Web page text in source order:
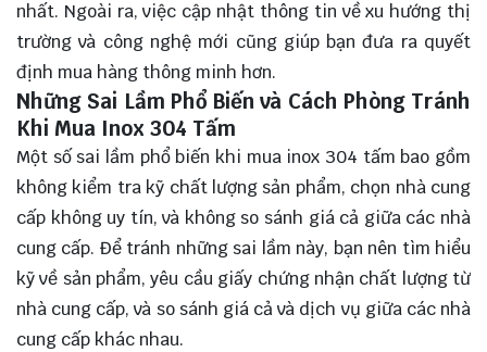
nhất. Ngoài ra, việc cập nhật thông tin về xu hướng thị
trường và công nghệ mới cũng giúp bạn đưa ra quyết
định mua hàng thông minh hơn.
Những Sai Lầm Phổ Biến và Cách Phòng Tránh
Khi Mua Inox 304 Tấm
Một số sai lầm phổ biến khi mua inox 304 tấm bao gồm
không kiểm tra kỹ chất lượng sản phẩm, chọn nhà cung
cấp không uy tín, và không so sánh giá cả giữa các nhà
cung cấp. Để tránh những sai lầm này, bạn nên tìm hiểu
kỹ về sản phẩm, yêu cầu giấy chứng nhận chất lượng từ
nhà cung cấp, và so sánh giá cả và dịch vụ giữa các nhà
cung cấp khác nhau.